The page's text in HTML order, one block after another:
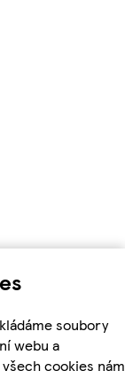
soubory
webu a
cookies nám